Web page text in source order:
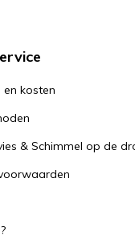
en kosten
& Schimmel op de